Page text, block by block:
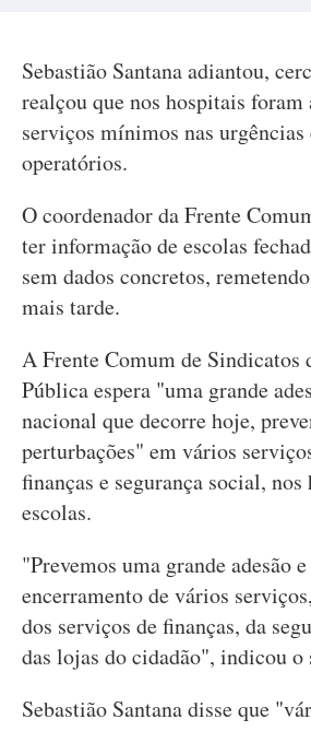
Sebastião Santana adiantou,
realçou que nos hospitais foram
serviços mínimos nas urgências
operatórios.
O coordenador da Frente
ter informação de escolas
sem dados concretos,
mais tarde.
A Frente Comum de Sindicatos
Pública espera "uma grande
nacional que decorre hoje,
perturbações" em vários
finanças e segurança social, nos
escolas.
"Prevemos uma grande adesão
encerramento de vários
dos serviços de finanças, da
das lojas do cidadão", indicou
Sebastião Santana disse que